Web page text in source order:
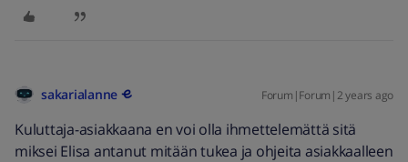
sakarialanne Forum|Forum|2 years ago
Kuluttaja-asiakkaana en voi olla ihmettelemättä sitä
miksei Elisa antanut mitään tukea ja ohjeita asiakkaalleen